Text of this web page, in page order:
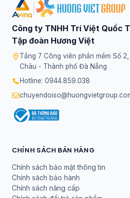
|
Công ty TNHH Trí Việt Quốc
Tập đoàn Hương Việt
Tầng 7 Công viên phần mềm Số
Châu - Thành phố Đà Nẵng
Hotline: 0944.859.038
CHÍNH SÁCH BÁN HÀNG
Chính sách bảo mật thông tin
Chính sách bảo hành
Chính sách nâng cấp